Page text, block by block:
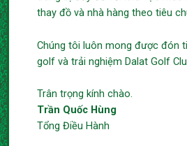
thay đồ và nhà hàng theo tiêu
Chúng tôi luôn mong được đón
golf và trải nghiệm Dalat Golf
Trân trọng kính chào.
Trần Quốc Hùng
Tổng Điều Hành